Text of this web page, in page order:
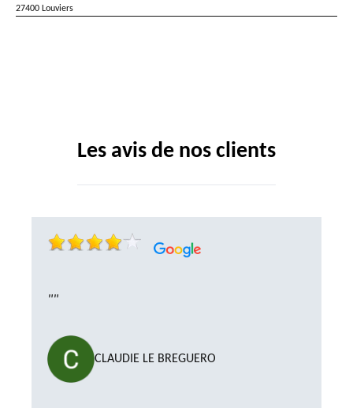
27400 Louviers
Les avis de nos clients
""
CLAUDIE LE BREGUERO